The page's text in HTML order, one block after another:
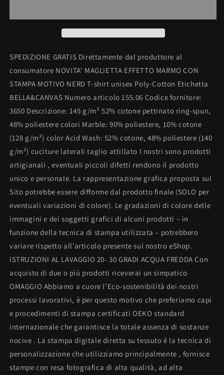
Cotton
con
motivo
NERD
Cotton
con
motivo
NERD
SPEDIZIONE GRATIS Direttamente dal produttore al
consumatore NOVITA' MAGLIETTA EFFETTO MARMO CON
STAMPA MOTIVO NERD T-shirt unisex Poly-Cotton Etichetta
BELLA&CANVAS Numero articolo 155.06 Codice fornitore:
3650 Descrizione: 145 g/m² 52% cotone pettinato ring-spun,
48% poliestere colori Marble: 90% poliestere, 10% cotone
(128 g/m²) color Acid Wash: 52% cotone, 48% poliestere (140
g/m²) cuciture laterali taglio attillato I nostri sono prodotti
artigianali , eventuali piccoli difetti rendono il prodotto
unico e personale. La rappresentazione grafica proposta sul
Sito potrebbe essere difforme dal prodotto finale (SOLO per
eventuali variazioni di colore). Le gradazioni di colore delle
immagini e dei soggetti grafici di alcuni prodotti – in
funzione della tecnica di stampa utilizzata – potrebbero
variare rispetto all’articolo presente sul nostro eShop.
ISTRUZIONI AL LAVAGGIO 20- 30 GRADI ACQUA FREDDA Con
acquisto di due o più prodotti riceverai un simpatico
OMAGGIO Abbiamo a cuore l'Eco-sostenibilità dei nostri
processi lavorativi, è per questo motivo che preferiamo capi
e procedimenti di stampa certificati OEKO standard
internazionale che garantisce la totale assenza di sostanze
nocive . La stampa digitale diretta su tessuto è la tecnica di
personalizzazione che utilizziamo principalmente , fornisce
stampe con resa fotografica di alta qualità, ad alta